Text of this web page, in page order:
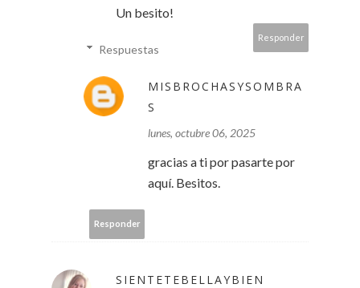
Un besito!
Responder
Respuestas
MISBROCHASYSOMBRA
S
lunes, octubre 06, 2025
gracias a ti por pasarte por
aquí. Besitos.
Responder
SIENTETEBELLAYBIEN